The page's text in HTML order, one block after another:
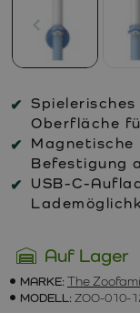
Spielerisches
Oberfläche
Magnetische
Befestigung
USB-C-
Auf Lager
MARKE: The
MODELL: ZOO-010-